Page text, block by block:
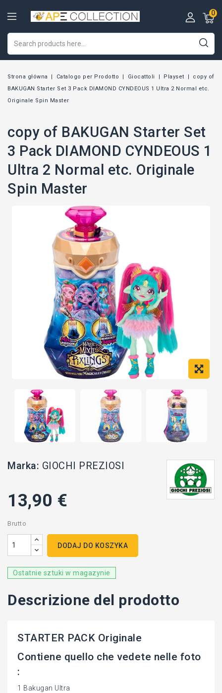
0
Strona główna Catalogo per Prodotto Giocattoli Playset
copy of
BAKUGAN Starter Set 3 Pack DIAMOND CYNDEOUS 1 Ultra 2 Normal etc.
Originale Spin Master
copy of BAKUGAN Starter Set
3 Pack DIAMOND CYNDEOUS 1
Ultra 2 Normal etc. Originale
Spin Master
Marka: GIOCHI PREZIOSI
13,90 €
Brutto
DODAJ DO KOSZYKA
Ostatnie sztuki w magazynie
Descrizione del prodotto
STARTER PACK Originale
Contiene quello che vedete nelle foto
:
1 Bakugan Ultra